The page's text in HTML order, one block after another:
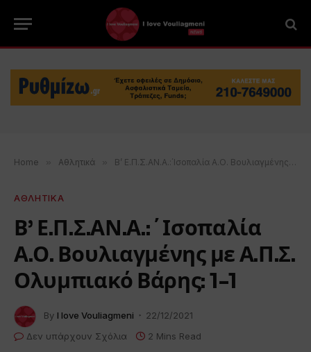
Home » Αθλητικά » Β’ Ε.Π.Σ.ΑΝ.Α.:΄Ισοπαλία Α.Ο. Βουλιαγμένης με Α.Π.Σ. Ολυμπιακό Βάρης: 1-1
ΑΘΛΗΤΙΚΑ
Β’ Ε.Π.Σ.ΑΝ.Α.:΄Ισοπαλία
Α.Ο. Βουλιαγμένης με Α.Π.Σ.
Ολυμπιακό Βάρης: 1-1
By I love Vouliagmeni
22/12/2021
Δεν υπάρχουν Σχόλια
2 Mins Read